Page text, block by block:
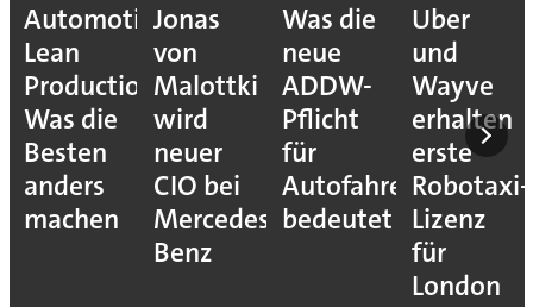
Automotive
Lean
Production:
Was die
Besten
anders
machen
Jonas
von
Malottki
wird
neuer
CIO bei
Mercedes-
Benz
Was die
neue
ADDW-
Pflicht
für
Autofahrer
bedeutet
Uber
und
Wayve
erhalten
erste
Robotaxi-
Lizenz
für
London